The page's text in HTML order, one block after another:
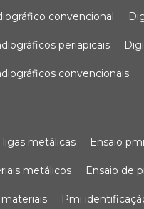
convencional
periapicais
convencionais
ligas metálicas ensaio
metálicos ensaio de
pmi